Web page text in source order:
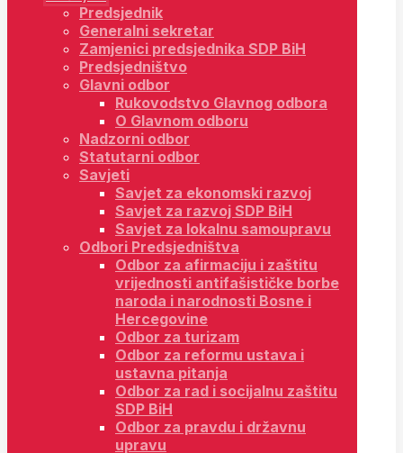
Predsjednik
Generalni sekretar
Zamjenici predsjednika SDP BiH
Predsjedništvo
Glavni odbor
Rukovodstvo Glavnog odbora
O Glavnom odboru
Nadzorni odbor
Statutarni odbor
Savjeti
Savjet za ekonomski razvoj
Savjet za razvoj SDP BiH
Savjet za lokalnu samoupravu
Odbori Predsjedništva
Odbor za afirmaciju i zaštitu
vrijednosti antifašističke borbe
naroda i narodnosti Bosne i
Hercegovine
Odbor za turizam
Odbor za reformu ustava i
ustavna pitanja
Odbor za rad i socijalnu zaštitu
SDP BiH
Odbor za pravdu i državnu
upravu